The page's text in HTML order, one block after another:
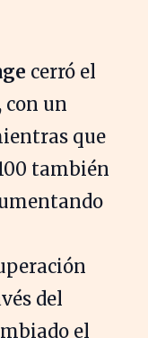
cerró el
, con un
que
también
del
el